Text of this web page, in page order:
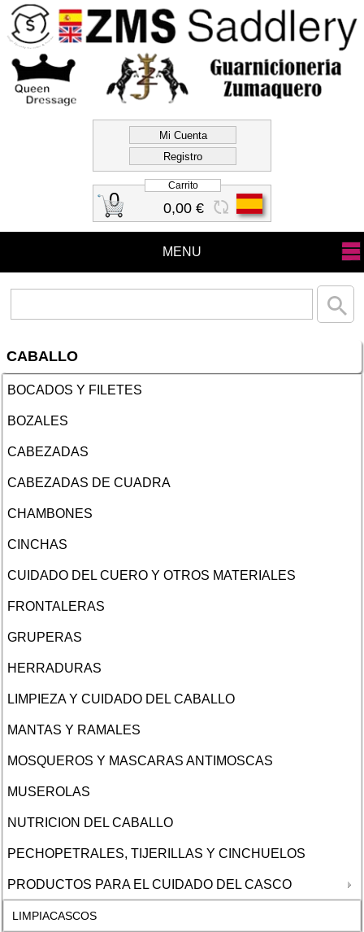
Tienda Oficial Zms
Saddlery
0 0,00 €
Carrito
MENU
CABALLO
BOCADOS Y FILETES
BOZALES
CABEZADAS
CABEZADAS DE CUADRA
CHAMBONES
CINCHAS
CUIDADO DEL CUERO Y OTROS MATERIALES
FRONTALERAS
GRUPERAS
HERRADURAS
LIMPIEZA Y CUIDADO DEL CABALLO
MANTAS Y RAMALES
MOSQUEROS Y MASCARAS ANTIMOSCAS
MUSEROLAS
NUTRICION DEL CABALLO
PECHOPETRALES, TIJERILLAS Y CINCHUELOS
PRODUCTOS PARA EL CUIDADO DEL CASCO
LIMPIACASCOS